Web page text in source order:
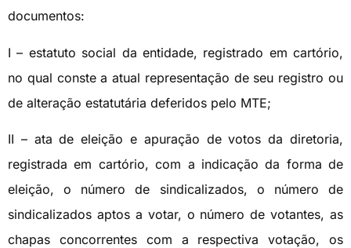
documentos:
I – estatuto social da entidade, registrado em cartório,
no qual conste a atual representação de seu registro ou
de alteração estatutária deferidos pelo MTE;
II – ata de eleição e apuração de votos da diretoria,
registrada em cartório, com a indicação da forma de
eleição, o número de sindicalizados, o número de
sindicalizados aptos a votar, o número de votantes, as
chapas concorrentes com a respectiva votação, os